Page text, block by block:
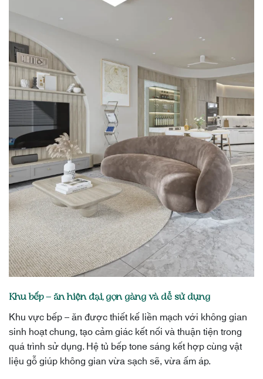
Khu bếp – ăn hiện đại, gọn gàng và dễ sử dụng
Khu vực bếp – ăn được thiết kế liền mạch với không gian
sinh hoạt chung, tạo cảm giác kết nối và thuận tiện trong
quá trình sử dụng. Hệ tủ bếp tone sáng kết hợp cùng vật
liệu gỗ giúp không gian vừa sạch sẽ, vừa ấm áp.